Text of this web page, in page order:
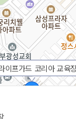
이프가드 코리아 교육